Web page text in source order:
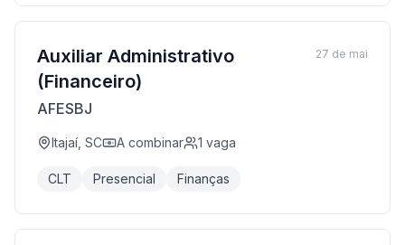
Auxiliar Administrativo
(Financeiro)
AFESBJ
Itajaí, SC A combinar 1 vaga
CLT Presencial Finanças
27 de mai